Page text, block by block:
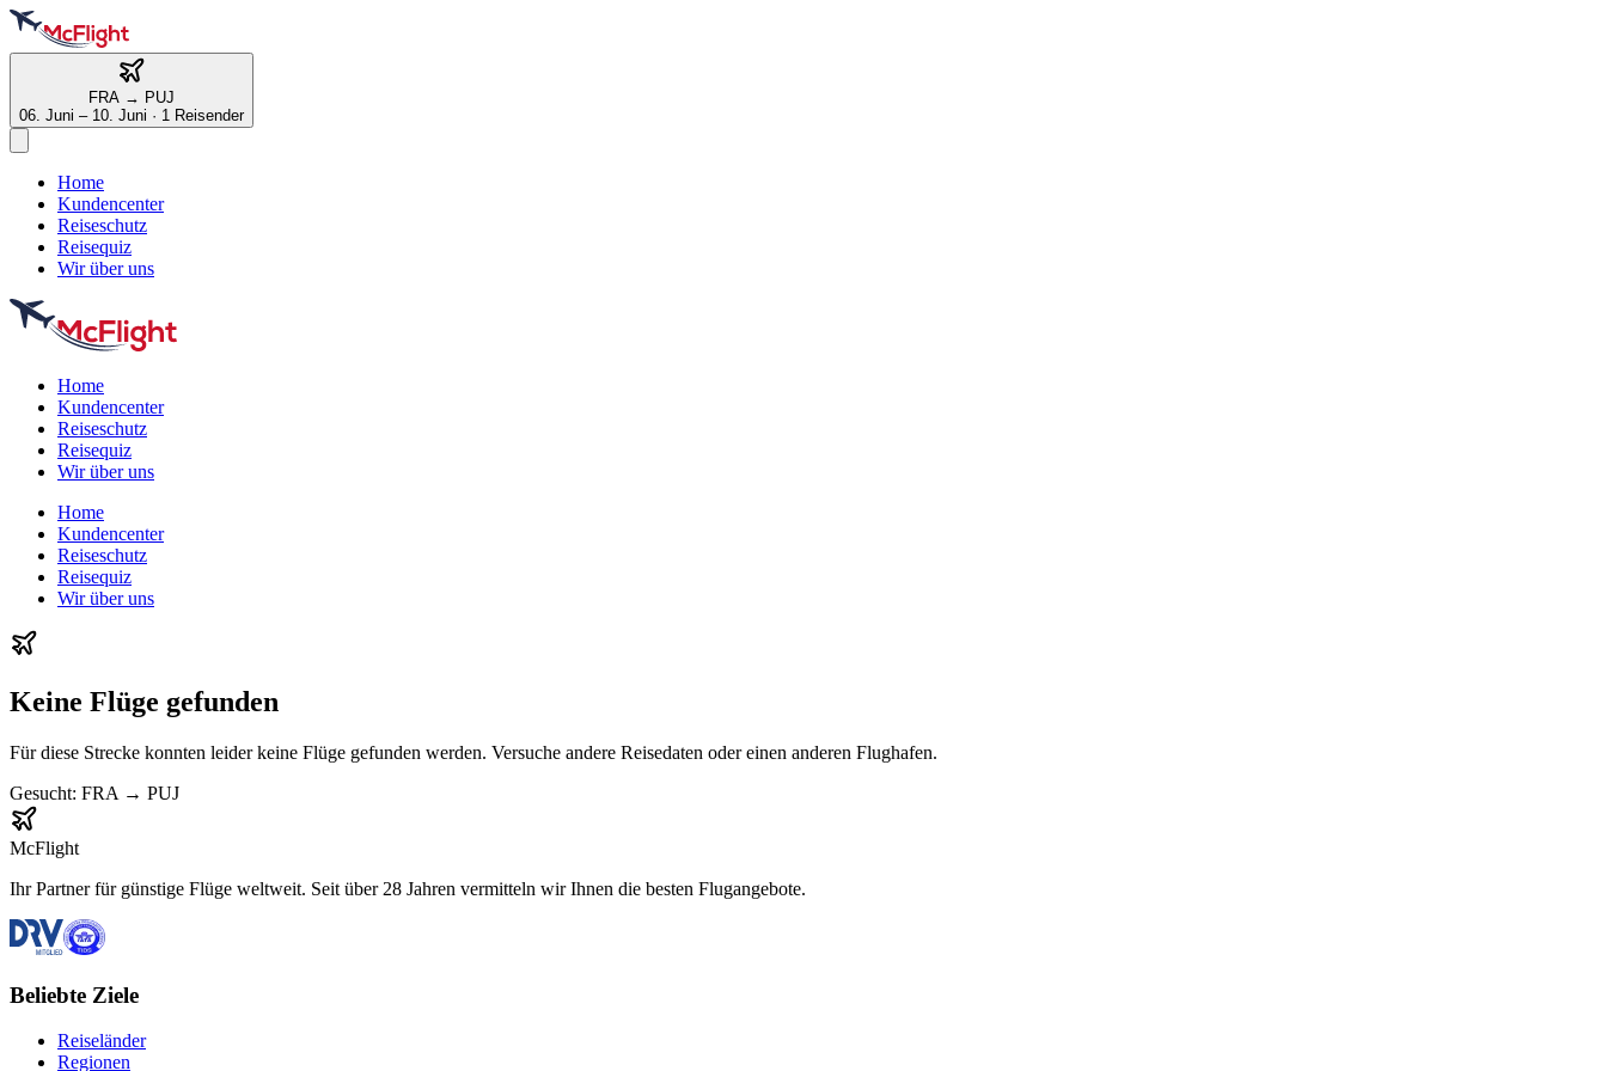
FRA → PUJ
06. Juni – 10. Juni · 1 Reisender
Home
Kundencenter
Reiseschutz
Reisequiz
Wir über uns
Home
Kundencenter
Reiseschutz
Reisequiz
Wir über uns
Home
Kundencenter
Reiseschutz
Reisequiz
Wir über uns
Keine Flüge gefunden
Für diese Strecke konnten leider keine Flüge gefunden werden. Versuche andere Reisedaten oder einen anderen Flughafen.
Gesucht: FRA → PUJ
McFlight
Ihr Partner für günstige Flüge weltweit. Seit über 28 Jahren vermitteln wir Ihnen die besten Flugangebote.
Beliebte Ziele
Reiseländer
Regionen